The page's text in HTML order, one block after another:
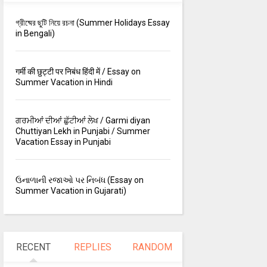
গ্রীষ্মের ছুটি নিয়ে রচনা (Summer Holidays Essay
in Bengali)
गर्मी की छुट्टी पर निबंध हिंदी में / Essay on
Summer Vacation in Hindi
ਗਰਮੀਆਂ ਦੀਆਂ ਛੁੱਟੀਆਂ ਲੇਖ / Garmi diyan
Chuttiyan Lekh in Punjabi / Summer
Vacation Essay in Punjabi
ઉનાળાની રજાઓ પર નિબંધ (Essay on
Summer Vacation in Gujarati)
RECENT REPLIES RANDOM